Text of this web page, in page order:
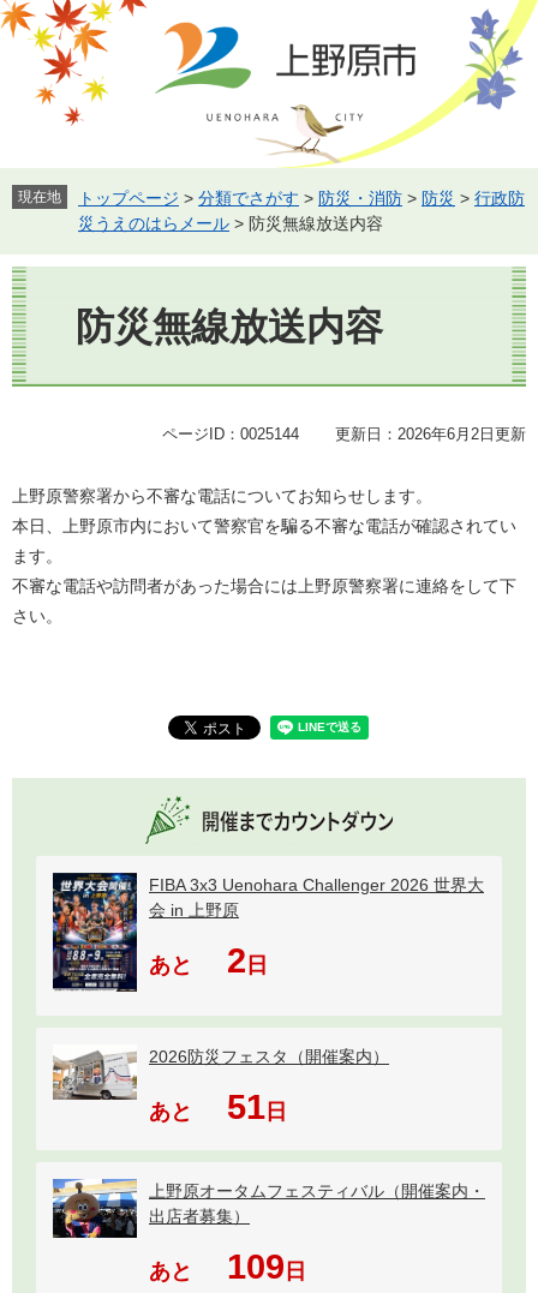
ペ
ー
す。
メ
ニ
し
て
文
へ
現在地 トップページ > 分類でさがす > 防災・消防 > 防災 > 行政防
災うえのはらメール > 防災無線放送内容
本
文
防災無線放送内容
ページID：0025144 更新日：2026年6月2日更新
上野原警察署から不審な電話についてお知らせします。
本日、上野原市内において警察官を騙る不審な電話が確認されてい
ます。
不審な電話や訪問者があった場合には上野原警察署に連絡をして下
さい。
FIBA 3x3 Uenohara Challenger 2026 世界大
会 in 上野原
あと 2 日
2026防災フェスタ（開催案内）
あと 51日
上野原オータムフェスティバル（開催案内・
出店者募集）
あと 109 日